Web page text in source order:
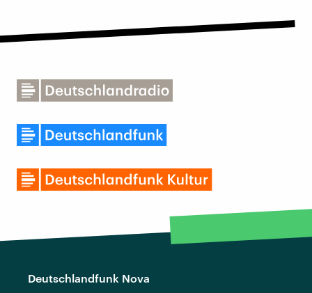
Deutschlandfunk Nova